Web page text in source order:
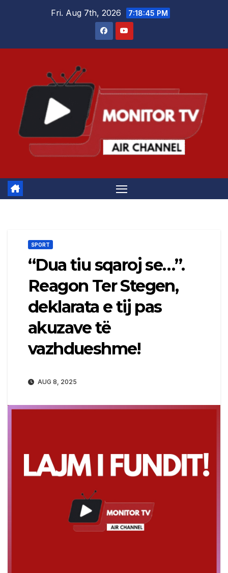
Fri. Aug 7th, 2026 7:18:46 PM
SPORT
“Dua tiu sqaroj se…”.
Reagon Ter Stegen,
deklarata e tij pas
akuzave të
vazhdueshme!
AUG 8, 2025